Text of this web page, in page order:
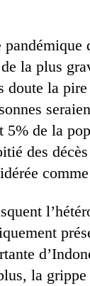
la plus
la
de la
des
la